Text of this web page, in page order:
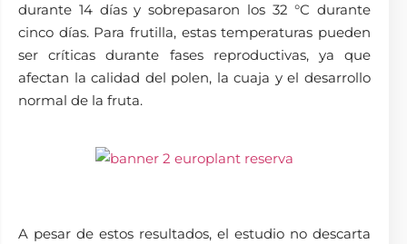
durante 14 días y sobrepasaron los 32 °C durante
cinco días. Para frutilla, estas temperaturas pueden
ser críticas durante fases reproductivas, ya que
afectan la calidad del polen, la cuaja y el desarrollo
normal de la fruta.
A pesar de estos resultados, el estudio no descarta